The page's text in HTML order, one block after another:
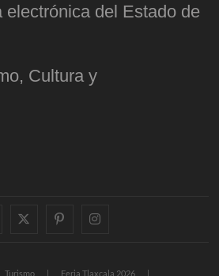
electrónica del Estado de
Cultura y
twitter
pinterestinstagram
Turismo Feria Tlaxcala 2026